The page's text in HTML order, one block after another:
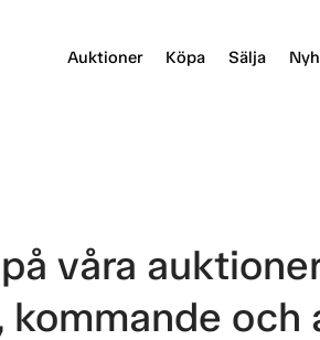
Auktioner Köpa Sälja
våra
kommande